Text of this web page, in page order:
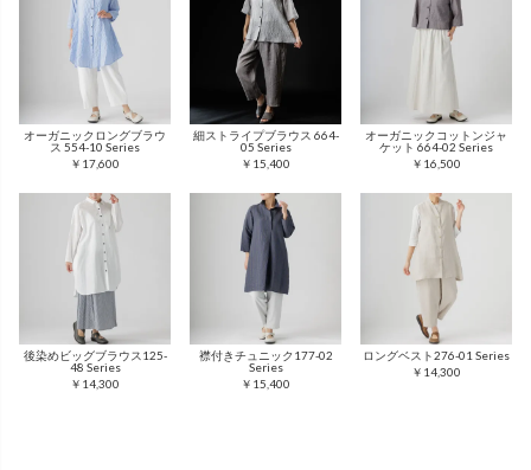
オーガニックロングブラウ
ス 554-10 Series
￥17,600
細ストライプブラウス 664-
05 Series
￥15,400
オーガニックコットンジャ
ケット 664-02 Series
￥16,500
後染めビッグブラウス125-
48 Series
￥14,300
襟付きチュニック177-02
Series
￥15,400
ロングベスト276-01 Series
￥14,300